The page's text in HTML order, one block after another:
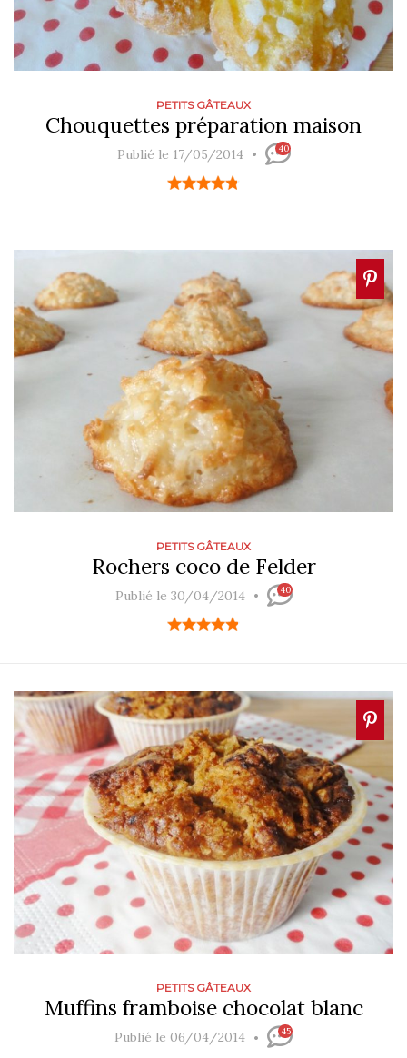
PETITS GÂTEAUX
Chouquettes préparation maison
Publié le 17/05/2014 40
PETITS GÂTEAUX
Rochers coco de Felder
Publié le 30/04/2014 40
PETITS GÂTEAUX
Muffins framboise chocolat blanc
Publié le 06/04/2014 45